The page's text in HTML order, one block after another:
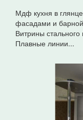
Мдф кухня в
фасадами и барной
Витрины
Плавные линии...